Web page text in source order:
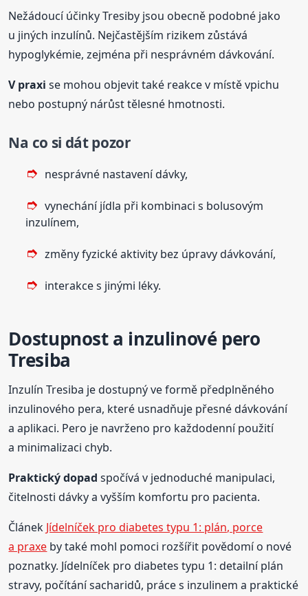
Nežádoucí účinky Tresiby jsou obecně podobné jako
u jiných inzulínů. Nejčastějším rizikem zůstává
hypoglykémie, zejména při nesprávném dávkování.
V praxi se mohou objevit také reakce v místě vpichu
nebo postupný nárůst tělesné hmotnosti.
Na co si dát pozor
nesprávné nastavení dávky,
vynechání jídla při kombinaci s bolusovým
inzulínem,
změny fyzické aktivity bez úpravy dávkování,
interakce s jinými léky.
Dostupnost a inzulinové pero
Tresiba
Inzulín Tresiba je dostupný ve formě předplněného
inzulinového pera, které usnadňuje přesné dávkování
a aplikaci. Pero je navrženo pro každodenní použití
a minimalizaci chyb.
Praktický dopad spočívá v jednoduché manipulaci,
čitelnosti dávky a vyšším komfortu pro pacienta.
Článek Jídelníček pro diabetes typu 1: plán, porce
a praxe by také mohl pomoci rozšířit povědomí o nové
poznatky. Jídelníček pro diabetes typu 1: detailní plán
stravy, počítání sacharidů, práce s inzulinem a praktické